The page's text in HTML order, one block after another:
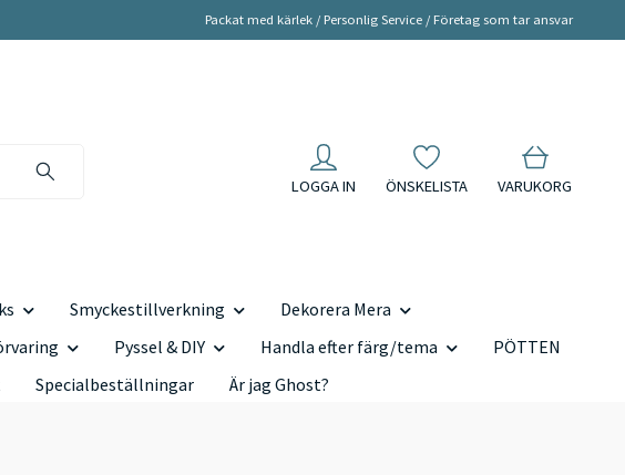
Packat med kärlek / Personlig Service / Företag som tar ansvar
LOGGA IN ÖNSKELISTA VARUKORG
Smyckestillverkning
Dekorera Mera
Pyssel & DIY Handla efter färg/tema
PÖTTEN
Specialbeställningar Är jag Ghost?